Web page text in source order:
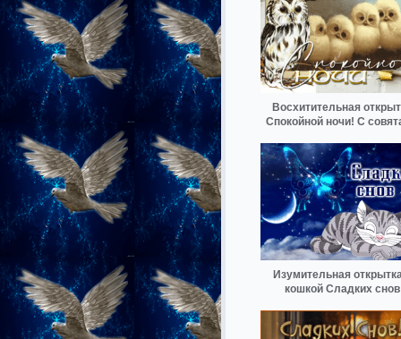
Восхитительная
Спокойной ночи! С
Изумительная
кошкой Сладких снов